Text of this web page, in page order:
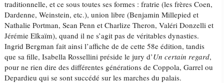
traditionnelle, et ce sous toutes ses formes : fratrie (les frères Coen,
Dardenne, Weinstein, etc.), union libre (Benjamin Millepied et
Nathalie Portman, Sean Penn et Charlize Theron, Valéri Donzelli et
Jérémie Elkaïm), quand il ne s’agit pas de véritables dynasties.
Ingrid Bergman fait ainsi l’affiche de de cette 58e édition, tandis
que sa fille, Isabella Rossellini préside le jury d’Un certain regard,
pour ne rien dire des différentes générations de Coppola, Garrel ou
Depardieu qui se sont succédé sur les marches du palais.